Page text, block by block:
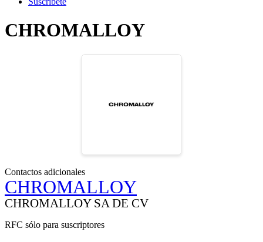
CHROMALLOY
Contactos adicionales
CHROMALLOY
CHROMALLOY SA DE CV
RFC sólo para suscriptores